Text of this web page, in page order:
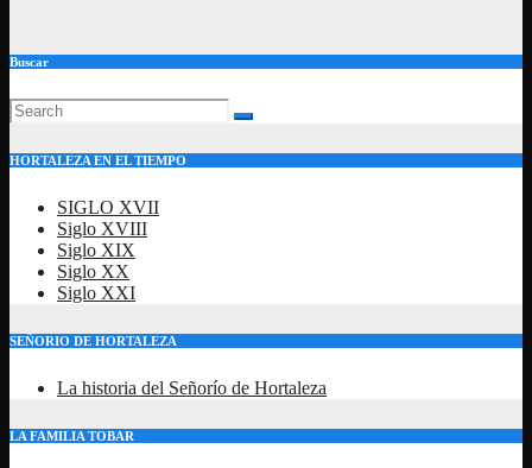
Buscar
HORTALEZA EN EL TIEMPO
SIGLO XVII
Siglo XVIII
Siglo XIX
Siglo XX
Siglo XXI
SEÑORIO DE HORTALEZA
La historia del Señorío de Hortaleza
LA FAMILIA TOBAR